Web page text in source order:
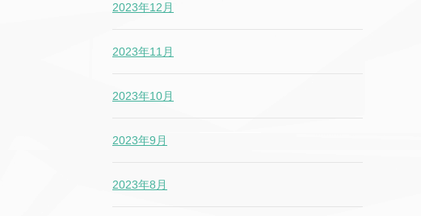
2023年12月
2023年11月
2023年10月
2023年9月
2023年8月